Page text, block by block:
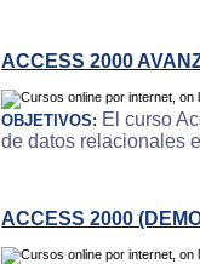
ACCESS 2000
OBJETIVOS: El curso
de datos relacionales
ACCESS 2000